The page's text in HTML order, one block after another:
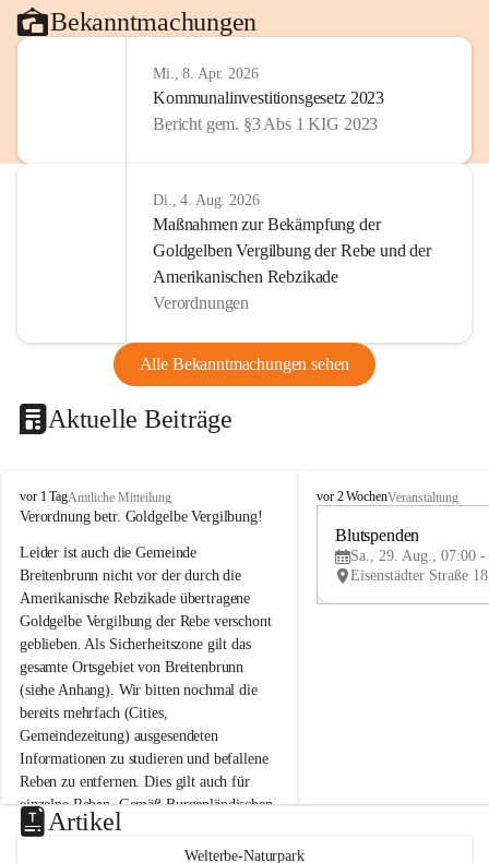
Bekanntmachungen
Mi., 8. Apr. 2026
Kommunalinvestitionsgesetz 2023
Bericht gem. §3 Abs 1 KIG 2023
Di., 4. Aug. 2026
Maßnahmen zur Bekämpfung der
Goldgelben Vergilbung der Rebe und der
Amerikanischen Rebzikade
Verordnungen
Alle Bekanntmachungen sehen
Aktuelle Beiträge
B
r
i
t
e
n
b
r
u
n
n
a
m
N
e
u
s
vor 1 TagAmtliche Mitteilung
Verordnung betr. Goldgelbe Vergilbung!
Leider ist auch die Gemeinde
Breitenbrunn nicht vor der durch die
Amerikanische Rebzikade übertragene
Goldgelbe Vergilbung der Rebe verschont
geblieben. Als Sicherheitszone gilt das
gesamte Ortsgebiet von Breitenbrunn
(siehe Anhang). Wir bitten nochmal die
bereits mehrfach (Cities,
Gemeindezeitung) ausgesendeten
Informationen zu studieren und befallene
Reben zu entfernen. Dies gilt auch für
einzelne Reben. Gemäß Burgenländischen
Weinbaugesetz sind nicht gepflegte oder
unzulässige Weingärten zu roden! Bitte
B
e
u
vor 2 WochenVeranstaltung
Blutspenden
Sa., 29. Aug., 07:00 -
Artikel
Welterbe-Naturpark